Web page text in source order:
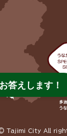
Tajimi City All
答えします！